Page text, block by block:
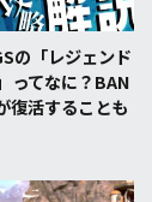
の「レジェンド
ってなに？BAN
復活することも